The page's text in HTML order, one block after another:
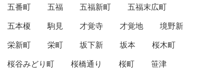
五番町
五福 五福新町
五福末広町
五本榎
駒見 才覚寺 才覚地
境野新
栄新町
栄町 坂下新 坂本
桜木町
桜谷みどり町
桜橋通り 桜町
笹津